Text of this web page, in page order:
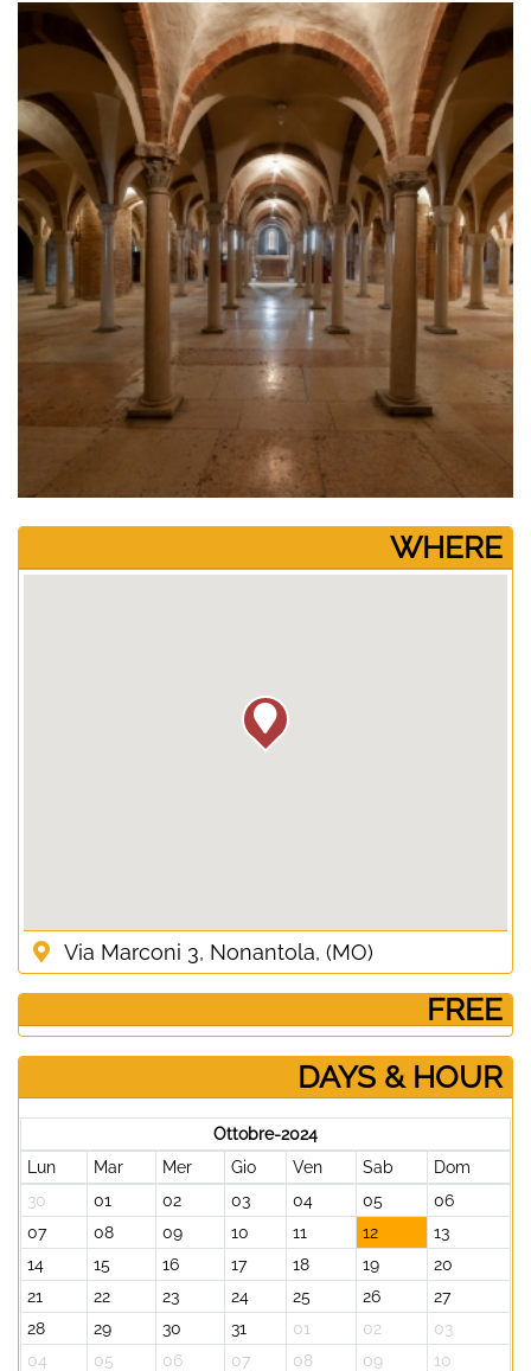
­WHERE
Via Marconi 3, Nonantola, (MO)
­ FREE
DAYS & HOUR
Ottobre-2024
Lun
Mar Mer Gio Ven Sab
Dom
30
01 02 03 04 05
06
07
08 09 10 11 12
13
14
15 16 17 18 19
20
21
22 23 24 25 26
27
28
29 30 31 01 02
03
04
05 06 07 08 09 10